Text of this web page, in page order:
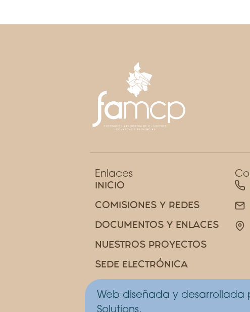
Enlaces
INICIO
COMISIONES Y REDES
DOCUMENTOS Y ENLACES
NUESTROS PROYECTOS
SEDE ELECTRÓNICA
Web diseñada y desarrollada
Solutions.